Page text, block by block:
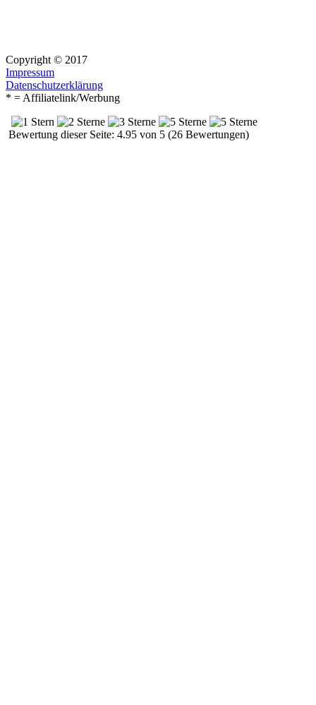
Copyright © 2017
Impressum
Datenschutzerklärung
* = Affiliatelink/Werbung
Bewertung dieser Seite: 4.95 von 5 (26 Bewertungen)